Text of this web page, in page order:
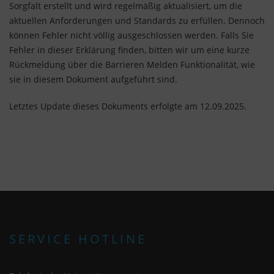
Sorgfalt erstellt und wird regelmäßig aktualisiert, um die
aktuellen Anforderungen und Standards zu erfüllen. Dennoch
können Fehler nicht völlig ausgeschlossen werden. Falls Sie
Fehler in dieser Erklärung finden, bitten wir um eine kurze
Rückmeldung über die Barrieren Melden Funktionalität, wie
sie in diesem Dokument aufgeführt sind.
Letztes Update dieses Dokuments erfolgte am 12.09.2025.
SERVICE HOTLINE
"nur wesentliche Cookies ", "alle Cookies
akzeptieren" oder "individuelle Cookie-
Einstellungen speichern" möchten.
Die Zustimmung zur Verwendung von nicht
essentiellen Cookies ist freiwillig. Sie können Ihre
Schaltfläche "Cookie-Einstellungen" ändern, die Sie
kontinuierliche Analyse und statistische
Dabei wird das Nutzerverhalten an Google LLC